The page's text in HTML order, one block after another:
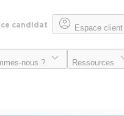
candidat Espace client
nous ? Ressources